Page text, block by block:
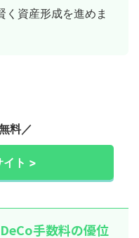
く資産形成を進めま
料／
イト >
手数料の優位